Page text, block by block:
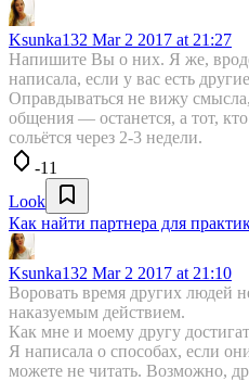
Ksunka132 Mar 2 2017 at 21:27
Напишите Вы о них. Я же,
написала, если у вас есть
Оправдываться не вижу
общения — останется, а тот,
сольётся через 2-3 недели.
-11
Look
Как найти партнера для
Ksunka132 Mar 2 2017 at 21:10
Воровать время других людей
наказуемым действием.
Как мне и моему другу
Я написала о способах, если
можете не читать. Возможно,